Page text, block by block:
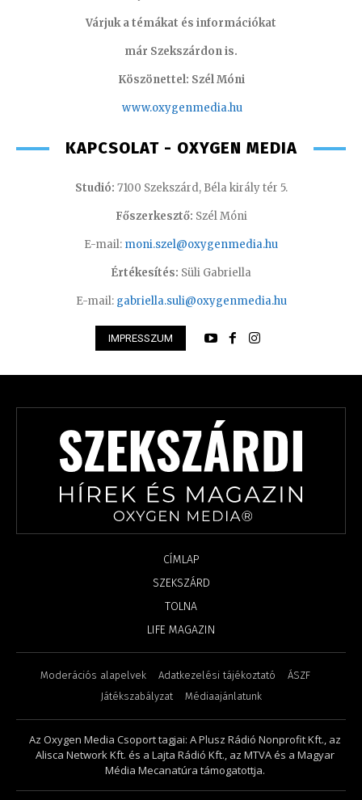
Várjuk a témákat és információkat
már Szekszárdon is.
Köszönettel: Szél Móni
www.oxygenmedia.hu
KAPCSOLAT - OXYGEN MEDIA
Studió: 7100 Szekszárd, Béla király tér 5.
Főszerkesztő: Szél Móni
E-mail: moni.szel@oxygenmedia.hu
Értékesítés: Süli Gabriella
E-mail: gabriella.suli@oxygenmedia.hu
IMPRESSZUM
CÍMLAP
SZEKSZÁRD
TOLNA
LIFE MAGAZIN
Moderációs alapelvek Adatkezelési tájékoztató
ÁSZF
Játékszabályzat
Médiaajánlatunk
Az Oxygen Media Csoport tagjai: A Plusz Rádió Nonprofit Kft., az
Alisca Network Kft. és a Lajta Rádió Kft., az MTVA és a Magyar
Média Mecanatúra támogatottja.